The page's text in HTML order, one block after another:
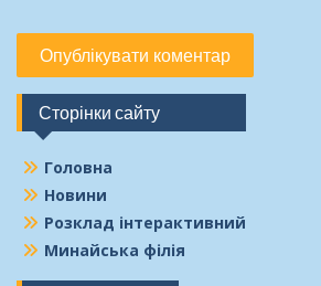
Сторінки сайту
Головна
Новини
Розклад інтерактивний
Минайська філія